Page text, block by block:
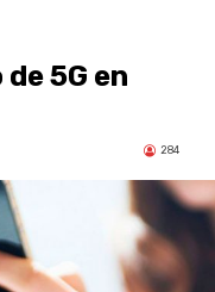
5G en
284